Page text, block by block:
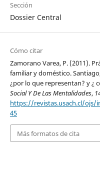
Sección
Dossier Central
Cómo citar
Zamorano Varea, P. (2011).
familiar y doméstico.
¿por lo que representan? y ¿
Social Y De Las Mentalidades,
https://revistas.usach.cl/
45
Más formatos de cita